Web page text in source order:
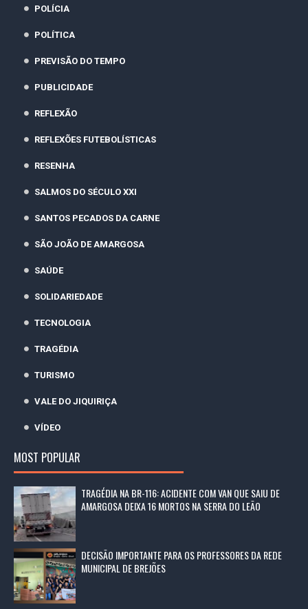
POLÍCIA
POLÍTICA
PREVISÃO DO TEMPO
PUBLICIDADE
REFLEXÃO
REFLEXÕES FUTEBOLÍSTICAS
RESENHA
SALMOS DO SÉCULO XXI
SANTOS PECADOS DA CARNE
SÃO JOÃO DE AMARGOSA
SAÚDE
SOLIDARIEDADE
TECNOLOGIA
TRAGÉDIA
TURISMO
VALE DO JIQUIRIÇA
VÍDEO
MOST POPULAR
TRAGÉDIA NA BR-116: ACIDENTE COM VAN QUE SAIU DE
AMARGOSA DEIXA 16 MORTOS NA SERRA DO LEÃO
DECISÃO IMPORTANTE PARA OS PROFESSORES DA REDE
MUNICIPAL DE BREJÕES